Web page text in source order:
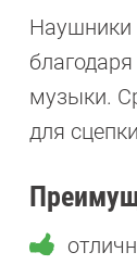
Наушники
музыки.
для